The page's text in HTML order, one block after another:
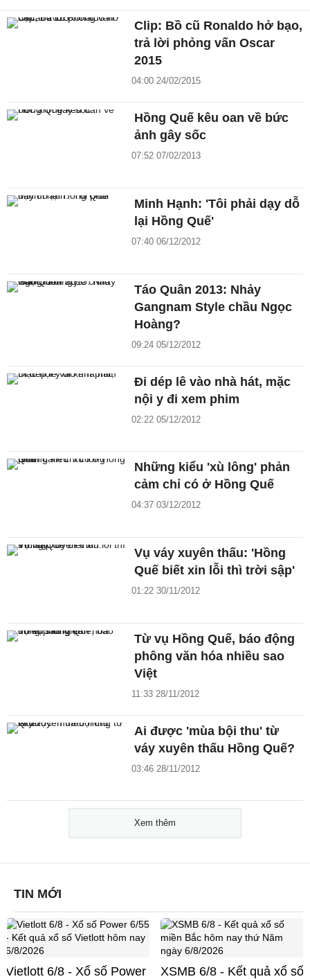
Clip: Bồ cũ Ronaldo hở bạo,
trả lời phỏng vấn Oscar
2015
04:00 24/02/2015
Hồng Quế kêu oan về bức
ảnh gây sốc
07:52 07/02/2013
Minh Hạnh: 'Tôi phải dạy dỗ
lại Hồng Quế'
07:40 06/12/2012
Táo Quân 2013: Nhảy
Gangnam Style chầu Ngọc
Hoàng?
09:24 05/12/2012
Đi dép lê vào nhà hát, mặc
nội y đi xem phim
02:22 05/12/2012
Những kiểu 'xù lông' phản
cảm chỉ có ở Hồng Quế
04:37 03/12/2012
Vụ váy xuyên thấu: 'Hồng
Quế biết xin lỗi thì trời sập'
01:22 30/11/2012
Từ vụ Hồng Quế, báo động
phông văn hóa nhiều sao
Việt
11:33 28/11/2012
Ai được 'mùa bội thu' từ
váy xuyên thấu Hồng Quế?
03:46 28/11/2012
Xem thêm
TIN MỚI
Vietlott 6/8 - Xổ số Power XSMB 6/8 - Kết quả xổ số